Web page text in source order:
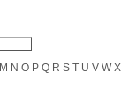
M N O P Q R S T U V W X